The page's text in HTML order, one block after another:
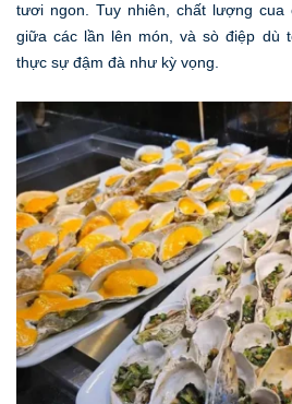
tươi ngon. Tuy nhiên, chất lượng cua
giữa các lần lên món, và sò điệp dù
thực sự đậm đà như kỳ vọng.